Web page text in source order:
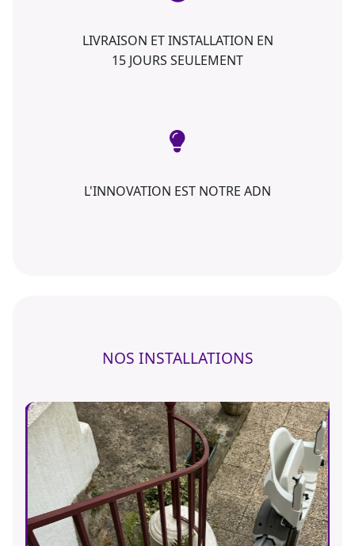
LIVRAISON ET INSTALLATION EN
15 JOURS SEULEMENT
L'INNOVATION EST NOTRE ADN
NOS INSTALLATIONS